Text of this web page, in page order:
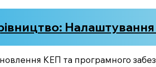
Налаштування
КЕП та програмного